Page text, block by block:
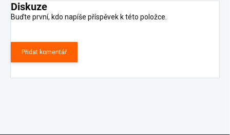
Diskuze
Buďte první, kdo napíše příspěvek k této položce.
Přidat komentář